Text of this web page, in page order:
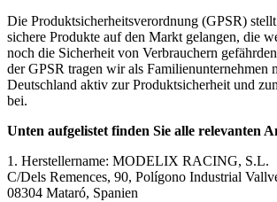
Die Produktsicherheitsverordnung (GPSR)
sichere Produkte auf den Markt gelangen, die
noch die Sicherheit von Verbrauchern
der GPSR tragen wir als Familienunternehmen
Deutschland aktiv zur Produktsicherheit und
bei.
Unten aufgelistet finden Sie alle relevanten
1. Herstellername: MODELIX RACING, S.L.
C/Dels Remences, 90, Polígono Industrial
08304 Mataró, Spanien